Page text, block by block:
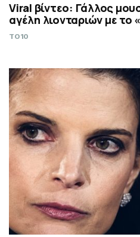
Viral βίντεο: Γάλλος
αγέλη λιονταριών με το
TO10